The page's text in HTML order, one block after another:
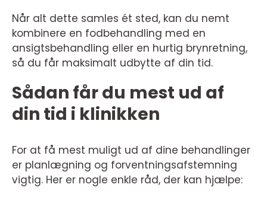
Når alt dette samles ét sted, kan du nemt
kombinere en fodbehandling med en
ansigtsbehandling eller en hurtig brynretning,
så du får maksimalt udbytte af din tid.
Sådan får du mest ud af
din tid i klinikken
For at få mest muligt ud af dine behandlinger
er planlægning og forventningsafstemning
vigtig. Her er nogle enkle råd, der kan hjælpe: